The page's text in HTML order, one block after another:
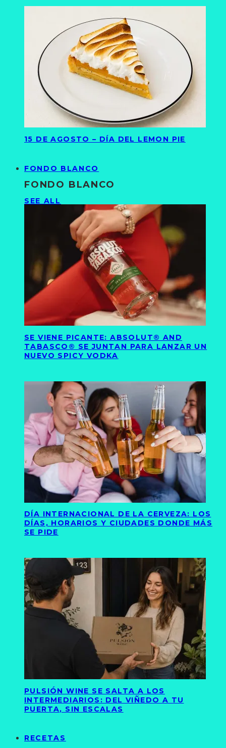
15 DE AGOSTO – DÍA DEL LEMON PIE
FONDO BLANCO
FONDO BLANCO
SEE ALL
SE VIENE PICANTE: ABSOLUT® AND
TABASCO® SE JUNTAN PARA LANZAR UN
NUEVO SPICY VODKA
DÍA INTERNACIONAL DE LA CERVEZA: LOS
DÍAS, HORARIOS Y CIUDADES DONDE MÁS
SE PIDE
PULSIÓN WINE SE SALTA A LOS
INTERMEDIARIOS: DEL VIÑEDO A TU
PUERTA, SIN ESCALAS
RECETAS